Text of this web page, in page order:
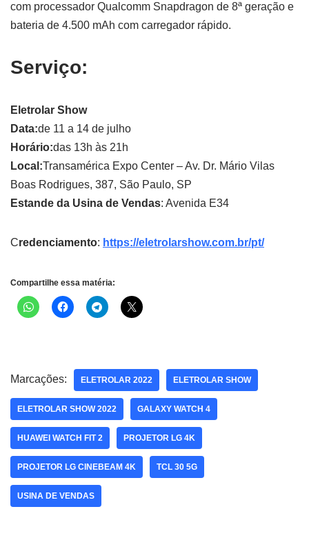
com processador Qualcomm Snapdragon de 8ª geração e
bateria de 4.500 mAh com carregador rápido.
Serviço:
Eletrolar Show
Data:de 11 a 14 de julho
Horário:das 13h às 21h
Local:Transamérica Expo Center – Av. Dr. Mário Vilas
Boas Rodrigues, 387, São Paulo, SP
Estande da Usina de Vendas: Avenida E34
Credenciamento: https://eletrolarshow.com.br/pt/
Compartilhe essa matéria:
Marcações: ELETROLAR 2022 ELETROLAR SHOW
ELETROLAR SHOW 2022 GALAXY WATCH 4
HUAWEI WATCH FIT 2 PROJETOR LG 4K
PROJETOR LG CINEBEAM 4K TCL 30 5G
USINA DE VENDAS